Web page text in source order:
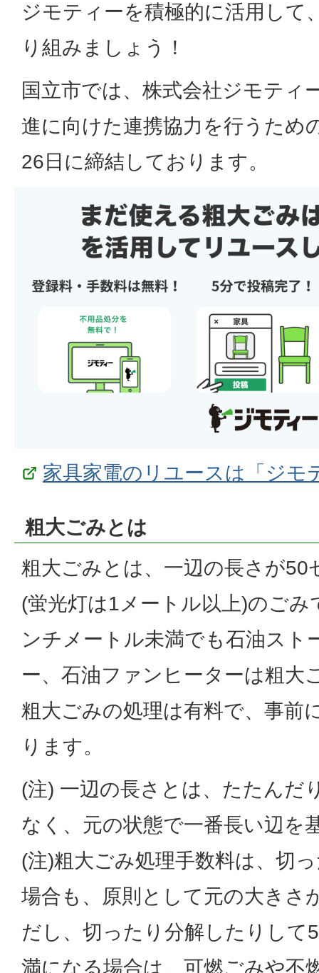
ジモティーを積極的に活用して
り組みましょう！
国立市では、株式会社ジモティ
進に向けた連携協力を行うため
26日に締結しております。
家具家電のリユースは「ジモ
粗大ごみとは
粗大ごみとは、一辺の長さが50
(蛍光灯は1メートル以上)のご
ンチメートル未満でも石油スト
ー、石油ファンヒーターは粗大
粗大ごみの処理は有料で、事前
ります。
(注) 一辺の長さとは、たたんだ
なく、元の状態で一番長い辺を
(注)粗大ごみ処理手数料は、切
場合も、原則として元の大きさ
だし、切ったり分解したりして
満になる場合は、可燃ごみや不